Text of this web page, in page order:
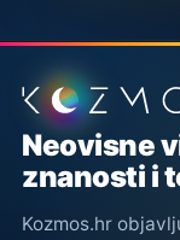
Podnožje
Neovisne
znanosti i
Kozmos.hr